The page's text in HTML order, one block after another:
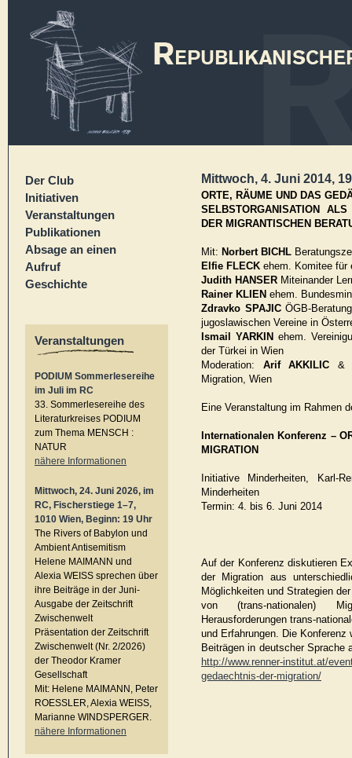
Der Club
Initiativen
Veranstaltungen
Publikationen
Absage an einen
Aufruf
Geschichte
Veranstaltungen
PODIUM Sommerlesereihe
im Juli im RC
33. Sommerlesereihe des
Literaturkreises PODIUM
zum Thema MENSCH :
NATUR
nähere Informationen
Mittwoch, 24. Juni 2026, im
RC, Fischerstiege 1–7,
1010 Wien, Beginn: 19 Uhr
The Rivers of Babylon und
Ambient Antisemitism
Helene MAIMANN und
Alexia WEISS sprechen über
ihre Beiträge in der Juni-
Ausgabe der Zeitschrift
Zwischenwelt
Präsentation der Zeitschrift
Zwischenwelt (Nr. 2/2026)
der Theodor Kramer
Gesellschaft
Mit: Helene MAIMANN, Peter
ROESSLER, Alexia WEISS,
Marianne WINDSPERGER.
nähere Informationen
Mittwoch, 4. Juni 2014,
ORTE, RÄUME UND DAS
SELBSTORGANISATION
DER MIGRANTISCHEN
Mit: Norbert BICHL
Elfie FLECK ehem. Komitee für
Judith HANSER Miteinander
Rainer KLIEN ehem.
Zdravko SPAJICÖGB-
jugoslawischen Vereine in
Ismail YARKIN ehem.
der Türkei in Wien
Moderation: Arif AKKILIC
Migration, Wien
Eine Veranstaltung im Rahmen
Internationalen Konferenz –
MIGRATION
Initiative Minderheiten, Karl-
Minderheiten
Termin: 4. bis 6. Juni 2014
Auf der Konferenz diskutieren
der Migration aus
Möglichkeiten und Strategien
von (trans-nationalen)
Herausforderungen trans-
und Erfahrungen. Die
Beiträgen in deutscher Sprache
http://www.renner-institut.at/
gedaechtnis-der-migration/